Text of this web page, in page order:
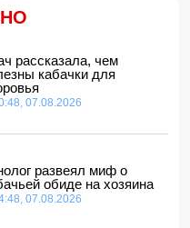
загрыз 55-летнего
полезны кабачки для
Англии Тоуни
желтое
сильного ветра
рассказала, чем
кабачки для
07.08.2026
развеял миф о
обиде на хозяина
07.08.2026